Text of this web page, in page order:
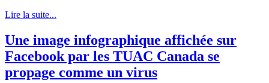
Lire la suite...
Une image infographique affichée sur
Facebook par les TUAC Canada se
propage comme un virus